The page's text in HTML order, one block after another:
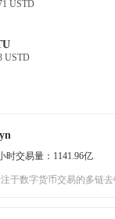
USTD
USTD
时交易量：1141.96亿